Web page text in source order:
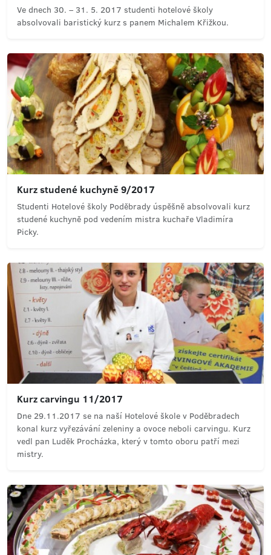
Ve dnech 30. – 31. 5. 2017 studenti hotelové školy
absolvovali baristický kurz s panem Michalem Křižkou.
Kurz studené kuchyně 9/2017
Studenti Hotelové školy Poděbrady úspěšně absolvovali kurz
studené kuchyně pod vedením mistra kuchaře Vladimíra
Picky.
Kurz carvingu 11/2017
Dne 29.11.2017 se na naší Hotelové škole v Poděbradech
konal kurz vyřezávání zeleniny a ovoce neboli carvingu. Kurz
vedl pan Luděk Procházka, který v tomto oboru patří mezi
mistry.